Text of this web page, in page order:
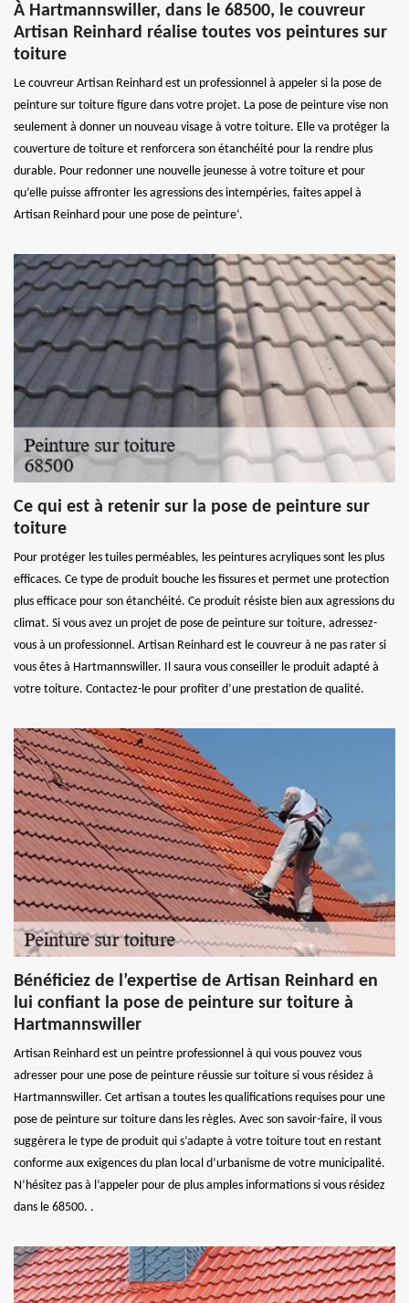
À Hartmannswiller, dans le 68500, le couvreur
Artisan Reinhard réalise toutes vos peintures sur
toiture
Le couvreur Artisan Reinhard est un professionnel à appeler si la pose de
peinture sur toiture figure dans votre projet. La pose de peinture vise non
seulement à donner un nouveau visage à votre toiture. Elle va protéger la
couverture de toiture et renforcera son étanchéité pour la rendre plus
durable. Pour redonner une nouvelle jeunesse à votre toiture et pour
qu’elle puisse affronter les agressions des intempéries, faites appel à
Artisan Reinhard pour une pose de peinture’.
Ce qui est à retenir sur la pose de peinture sur
toiture
Pour protéger les tuiles perméables, les peintures acryliques sont les plus
efficaces. Ce type de produit bouche les fissures et permet une protection
plus efficace pour son étanchéité. Ce produit résiste bien aux agressions du
climat. Si vous avez un projet de pose de peinture sur toiture, adressez-
vous à un professionnel. Artisan Reinhard est le couvreur à ne pas rater si
vous êtes à Hartmannswiller. Il saura vous conseiller le produit adapté à
votre toiture. Contactez-le pour profiter d’une prestation de qualité.
Bénéficiez de l’expertise de Artisan Reinhard en
lui confiant la pose de peinture sur toiture à
Hartmannswiller
Artisan Reinhard est un peintre professionnel à qui vous pouvez vous
adresser pour une pose de peinture réussie sur toiture si vous résidez à
Hartmannswiller. Cet artisan a toutes les qualifications requises pour une
pose de peinture sur toiture dans les règles. Avec son savoir-faire, il vous
suggèrera le type de produit qui s’adapte à votre toiture tout en restant
conforme aux exigences du plan local d’urbanisme de votre municipalité.
N’hésitez pas à l’appeler pour de plus amples informations si vous résidez
dans le 68500. .